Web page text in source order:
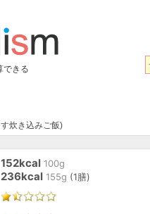
できる
炊き込みご飯)
152kcal 100g
236kcal 155g (1膳)